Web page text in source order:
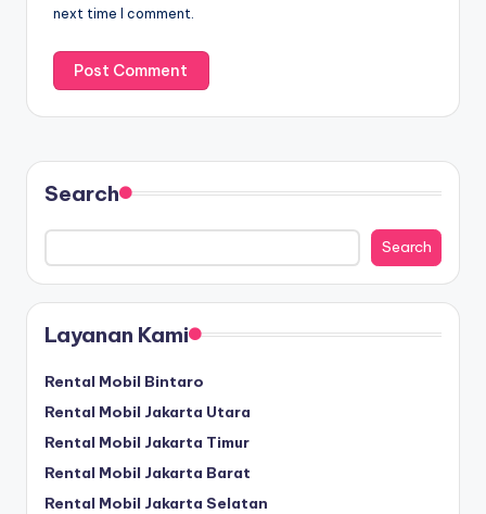
next time I comment.
Search
Search
Layanan Kami
Rental Mobil Bintaro
Rental Mobil Jakarta Utara
Rental Mobil Jakarta Timur
Rental Mobil Jakarta Barat
Rental Mobil Jakarta Selatan